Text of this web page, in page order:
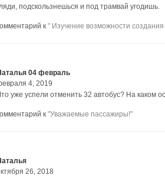
подскользнешься и под трамвай угодишь.
к " Изучение возможности
04 февраль
4, 2019
уже успели отменить 32 автобус? На каком
к "Уважаемые пассажиры!"
26, 2018